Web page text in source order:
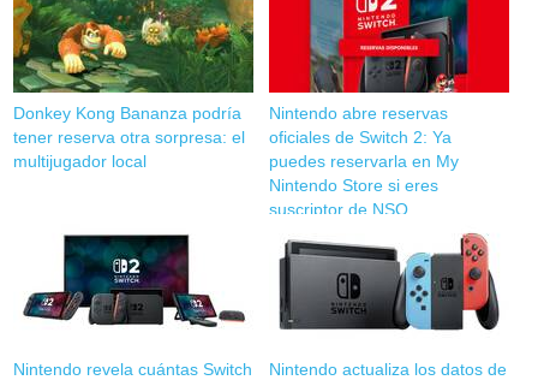
Donkey Kong Bananza podría
tener reserva otra sorpresa: el
multijugador local
Nintendo abre reservas
oficiales de Switch 2: Ya
puedes reservarla en My
Nintendo Store si eres
suscriptor de NSO
Nintendo revela cuántas Switch
Nintendo actualiza los datos de